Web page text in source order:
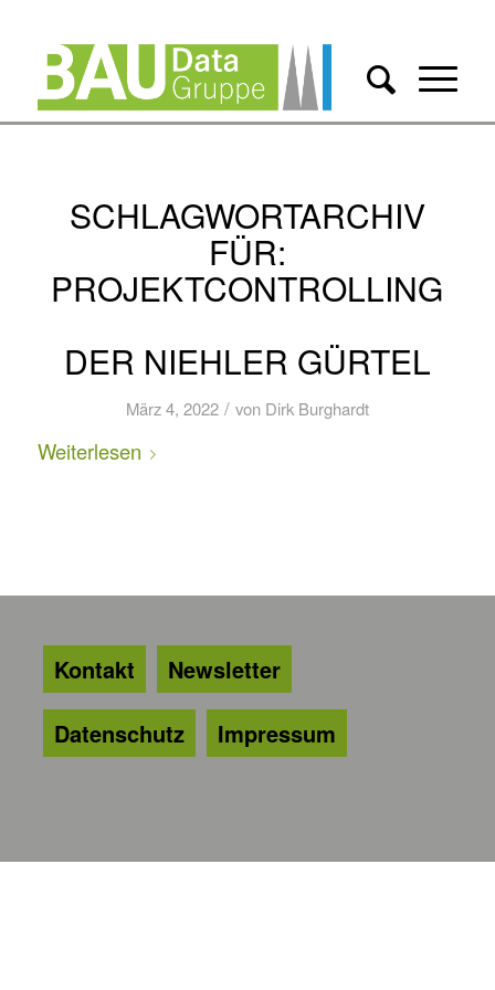
SCHLAGWORTARCHIV
FÜR:
PROJEKTCONTROLLING
DER NIEHLER GÜRTEL
März 4, 2022 / von Dirk Burghardt
Weiterlesen
Kontakt
Newsletter
Datenschutz
Impressum